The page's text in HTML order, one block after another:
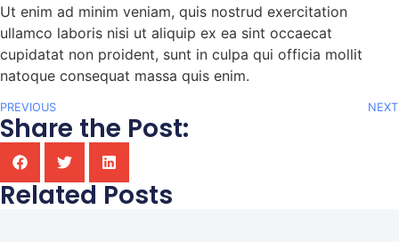
Ut enim ad minim veniam, quis nostrud exercitation
ullamco laboris nisi ut aliquip ex ea sint occaecat
cupidatat non proident, sunt in culpa qui officia mollit
natoque consequat massa quis enim.
PREVIOUS NEXT
Share the Post:
Related Posts